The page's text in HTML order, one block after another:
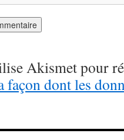
Akismet pour
façon dont les